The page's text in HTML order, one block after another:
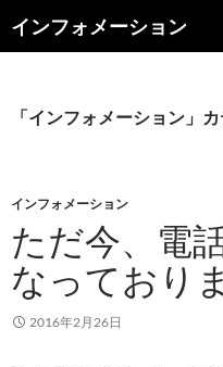
インフォメーション
索
ン
キ
ッ
プ
「インフォメーション」
インフォメーション
ただ今、電
なっており
2016年2月26日